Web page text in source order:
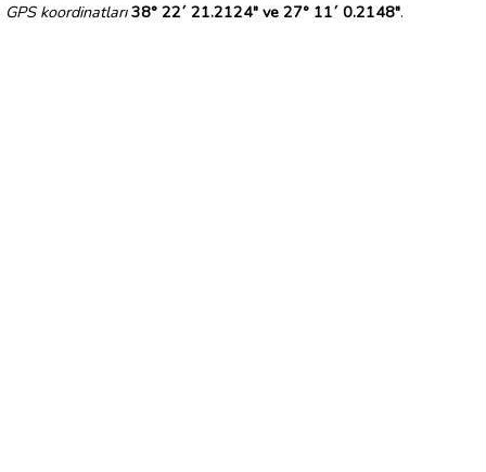
GPS koordinatları 38° 22´ 21.2124" ve 27° 11´ 0.2148".